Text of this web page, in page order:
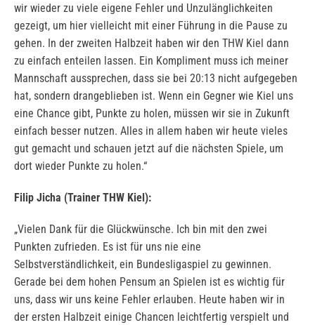
wir wieder zu viele eigene Fehler und Unzulänglichkeiten
gezeigt, um hier vielleicht mit einer Führung in die Pause zu
gehen. In der zweiten Halbzeit haben wir den THW Kiel dann
zu einfach enteilen lassen. Ein Kompliment muss ich meiner
Mannschaft aussprechen, dass sie bei 20:13 nicht aufgegeben
hat, sondern drangeblieben ist. Wenn ein Gegner wie Kiel uns
eine Chance gibt, Punkte zu holen, müssen wir sie in Zukunft
einfach besser nutzen. Alles in allem haben wir heute vieles
gut gemacht und schauen jetzt auf die nächsten Spiele, um
dort wieder Punkte zu holen.“
Filip Jicha (Trainer THW Kiel):
„Vielen Dank für die Glückwünsche. Ich bin mit den zwei
Punkten zufrieden. Es ist für uns nie eine
Selbstverständlichkeit, ein Bundesligaspiel zu gewinnen.
Gerade bei dem hohen Pensum an Spielen ist es wichtig für
uns, dass wir uns keine Fehler erlauben. Heute haben wir in
der ersten Halbzeit einige Chancen leichtfertig verspielt und